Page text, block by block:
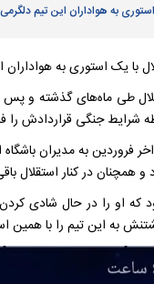
به هواداران این تیم
با یک استوری به
طی ماه‌های گذشته و
شرایط جنگی قراردادش
فروردین به مدیران
همچنان در کنار استقلال
او را در حال شادی کردن
به این تیم را با همین